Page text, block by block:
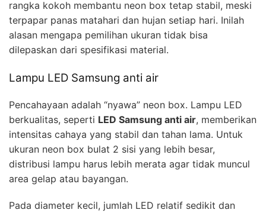
rangka kokoh membantu neon box tetap stabil, meski
terpapar panas matahari dan hujan setiap hari. Inilah
alasan mengapa pemilihan ukuran tidak bisa
dilepaskan dari spesifikasi material.
Lampu LED Samsung anti air
Pencahayaan adalah “nyawa” neon box. Lampu LED
berkualitas, seperti LED Samsung anti air, memberikan
intensitas cahaya yang stabil dan tahan lama. Untuk
ukuran neon box bulat 2 sisi yang lebih besar,
distribusi lampu harus lebih merata agar tidak muncul
area gelap atau bayangan.
Pada diameter kecil, jumlah LED relatif sedikit dan